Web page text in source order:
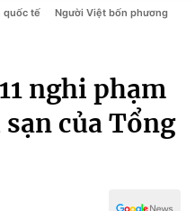
quốc tế Người Việt bốn phương
nghi phạm
của Tổng